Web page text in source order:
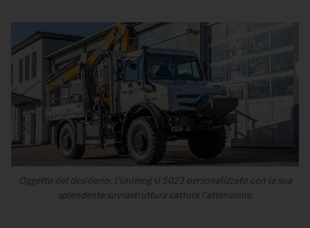
Oggetto del desiderio: l'Unimog U 5023 personalizzato con la sua
splendente sovrastruttura cattura l'attenzione.